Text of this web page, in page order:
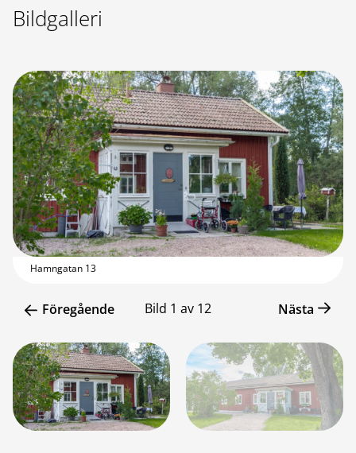
Bildgalleri
Hamngatan 13
Föregående Bild 1 av 12 Nästa